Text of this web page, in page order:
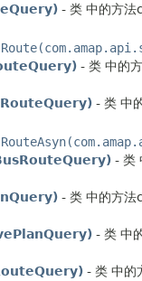
- 类 中的方
- 类 中的
- 类 中
- 类
- 类 中的方
- 类 中
- 类 中